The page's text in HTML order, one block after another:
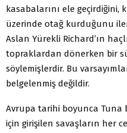
kasabalarını ele geçirdiğini,
üzerinde otağ kurduğunu
Aslan Yürekli Richard’ın
topraklardan dönerken bir
söylemişlerdir. Bu
belgelenmiş değildir.
Avrupa tarihi boyunca Tuna
için girişilen savaşların her